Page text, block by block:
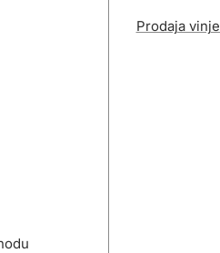
Prodaja